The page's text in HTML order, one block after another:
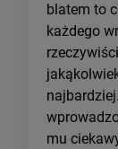
blatem to
każdego
mu